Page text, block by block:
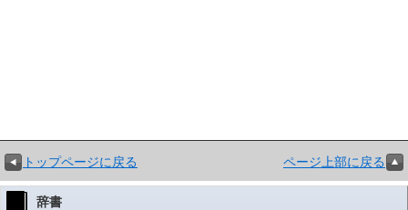
トップページに戻る ページ上部に戻る
辞書